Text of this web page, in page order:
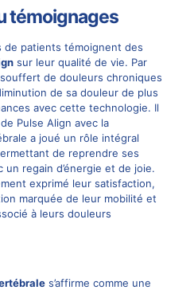
témoignages
de patients témoignent des
sur leur qualité de vie. Par
de douleurs chroniques
de sa douleur de plus
avec cette technologie. Il
Pulse Align avec la
a joué un rôle intégral
de reprendre ses
regain d’énergie et de joie.
exprimé leur satisfaction,
marquée de leur mobilité et
à leurs douleurs
s’affirme comme une